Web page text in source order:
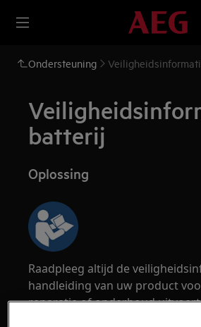
Ondersteuning
batterij
Oplossing
Raadpleeg altijd de
handleiding van uw product
reparatie of onderhoud
https://www.electrolux.com/support/